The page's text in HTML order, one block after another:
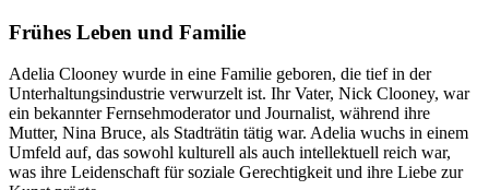
Frühes Leben und Familie
Adelia Clooney wurde in eine Familie geboren, die tief in der
Unterhaltungsindustrie verwurzelt ist. Ihr Vater, Nick Clooney, war
ein bekannter Fernsehmoderator und Journalist, während ihre
Mutter, Nina Bruce, als Stadträtin tätig war. Adelia wuchs in einem
Umfeld auf, das sowohl kulturell als auch intellektuell reich war,
was ihre Leidenschaft für soziale Gerechtigkeit und ihre Liebe zur